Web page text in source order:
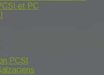
et PC
PCSI